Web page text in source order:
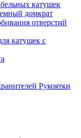
катушек
домкрат
отверстий
катушек с
Рукоятки